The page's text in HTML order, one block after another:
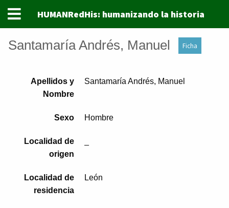
HUMANRedHis: humanizando la historia
Santamaría Andrés, Manuel Ficha
Apellidos y
Nombre
Santamaría Andrés, Manuel
Sexo Hombre
Localidad de
origen
Localidad de
residencia
León